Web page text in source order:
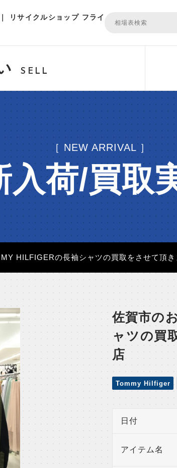
リサイクルショップ フライ
SELL
［ NEW ARRIVAL ］
入荷/買取
HILFIGERの長袖シャツの買取をさせて頂
佐賀市の
ャツの買
店
Tommy Hilfiger
日付
アイテム名